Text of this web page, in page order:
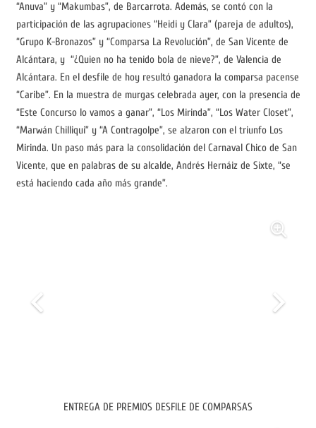
“Anuva” y “Makumbas”, de Barcarrota. Además, se contó con la
participación de las agrupaciones “Heidi y Clara” (pareja de adultos),
“Grupo K-Bronazos” y “Comparsa La Revolución”, de San Vicente de
Alcántara, y “¿Quien no ha tenido bola de nieve?”, de Valencia de
Alcántara. En el desfile de hoy resultó ganadora la comparsa pacense
“Caribe”. En la muestra de murgas celebrada ayer, con la presencia de
“Este Concurso lo vamos a ganar”, “Los Mirinda”, “Los Water Closet”,
“Marwán Chilliqui” y “A Contragolpe”, se alzaron con el triunfo Los
Mirinda. Un paso más para la consolidación del Carnaval Chico de San
Vicente, que en palabras de su alcalde, Andrés Hernáiz de Sixte, “se
está haciendo cada año más grande”.
ENTREGA DE PREMIOS DESFILE DE COMPARSAS